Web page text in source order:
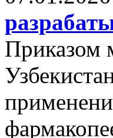
Приказом